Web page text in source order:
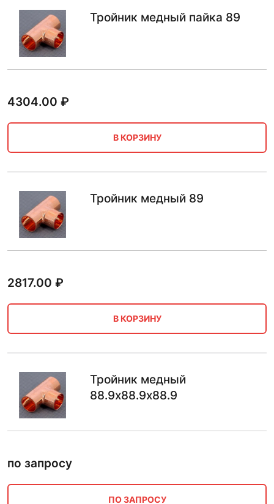
Тройник медный пайка 89
4304.00 ₽
В КОРЗИНУ
Тройник медный 89
2817.00 ₽
В КОРЗИНУ
Тройник медный
88.9х88.9х88.9
по запросу
ПО ЗАПРОСУ